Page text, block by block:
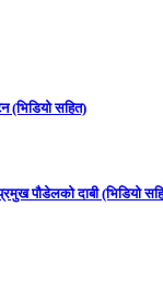
(भिडियो सहित)
पौडेलको दाबी (भिडियो